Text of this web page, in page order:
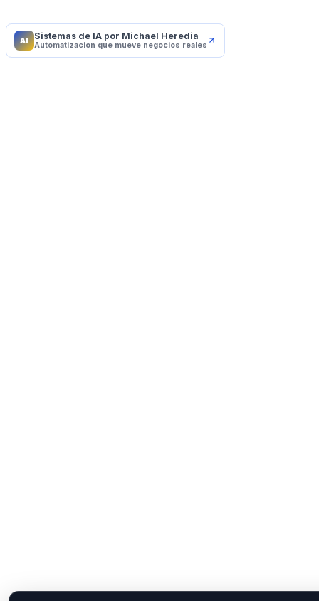
AI Sistemas de IA por Michael Heredia
Automatizacion que mueve negocios reales